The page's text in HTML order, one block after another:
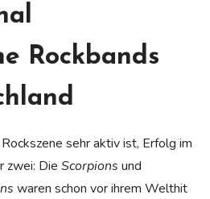
Rockbands
sehr aktiv ist, Erfolg im
zwei: Die Scorpions und
waren schon vor ihrem Welthit